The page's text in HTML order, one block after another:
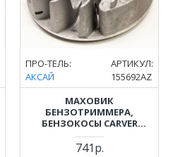
ПРО-ТЕЛЬ:
АКСАЙ
АРТИКУЛ:
155692AZ
МАХОВИК
БЕНЗОТРИММЕРА,
БЕНЗОКОСЫ CARVER
(КАРВЕР) GBC-043, PBC-43,
GBC-052, PBC-52
741р.